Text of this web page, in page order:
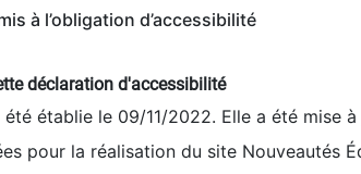
à l’obligation d’accessibilité
déclaration d'accessibilité
établie le 09/11/2022. Elle a été mise
pour la réalisation du site Nouveautés